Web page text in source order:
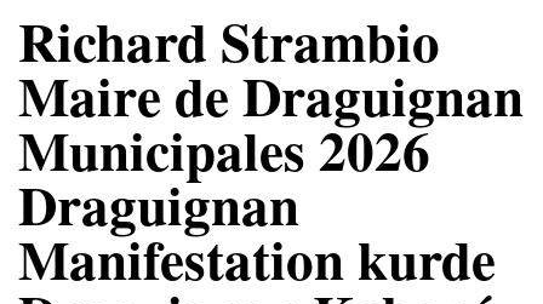
Richard Strambio
Maire de Draguignan
Municipales 2026
Draguignan
Manifestation kurde